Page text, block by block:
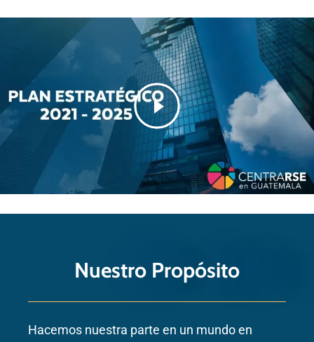
Nuestro Propósito
Hacemos nuestra parte en un mundo en